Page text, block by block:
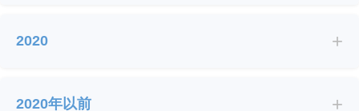
▶
腔QED重塑阻挫游戏规则：量子阵列中涌
2020 +
2020年以前 +